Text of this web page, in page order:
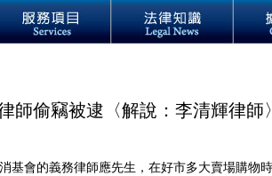
師偷竊被逮〈解說：李清輝律師〉
會的義務律師應先生，在好市多大賣場購物時